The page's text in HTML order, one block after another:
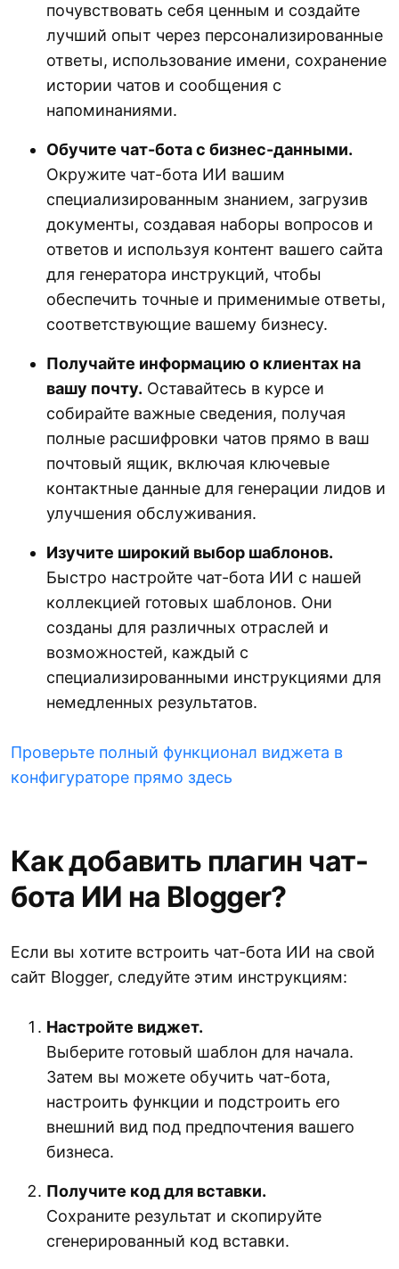
почувствовать себя ценным и создайте
лучший опыт через персонализированные
ответы, использование имени, сохранение
истории чатов и сообщения с
напоминаниями.
Обучите чат-бота с бизнес-данными.
Окружите чат-бота ИИ вашим
специализированным знанием, загрузив
документы, создавая наборы вопросов и
ответов и используя контент вашего сайта
для генератора инструкций, чтобы
обеспечить точные и применимые ответы,
соответствующие вашему бизнесу.
Получайте информацию о клиентах на
вашу почту. Оставайтесь в курсе и
собирайте важные сведения, получая
полные расшифровки чатов прямо в ваш
почтовый ящик, включая ключевые
контактные данные для генерации лидов и
улучшения обслуживания.
Изучите широкий выбор шаблонов.
Быстро настройте чат-бота ИИ с нашей
коллекцией готовых шаблонов. Они
созданы для различных отраслей и
возможностей, каждый с
специализированными инструкциями для
немедленных результатов.
Проверьте полный функционал виджета в
конфигураторе прямо здесь
Как добавить плагин чат-
бота ИИ на Blogger?
Если вы хотите встроить чат-бота ИИ на свой
сайт Blogger, следуйте этим инструкциям:
Настройте виджет.
Выберите готовый шаблон для начала.
Затем вы можете обучить чат-бота,
настроить функции и подстроить его
внешний вид под предпочтения вашего
бизнеса.
Получите код для вставки.
Сохраните результат и скопируйте
сгенерированный код вставки.